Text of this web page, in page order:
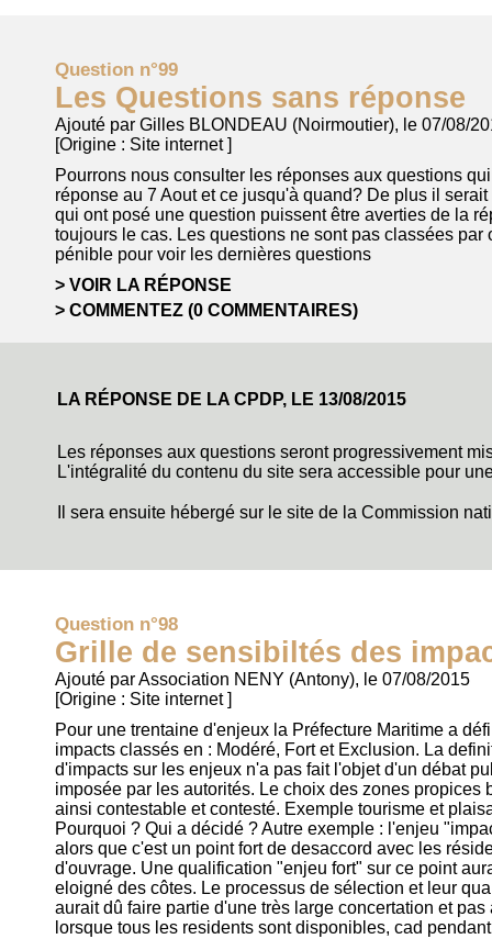
Question n°99
Les Questions sans réponse
Ajouté par Gilles BLONDEAU (Noirmoutier), le 07/08/
[Origine : Site internet]
Pourrons nous consulter les réponses aux questions
réponse au 7 Aout et ce jusqu'à quand? De plus il
qui ont posé une question puissent être averties de la
toujours le cas. Les questions ne sont pas classées par
pénible pour voir les dernières questions
VOIR LA RÉPONSE
COMMENTEZ (0 COMMENTAIRES)
LA RÉPONSE DE LA CPDP, LE 13/08/2015
Les réponses aux questions seront progressivement
L'intégralité du contenu du site sera accessible pour
Il sera ensuite hébergé sur le site de la Commission
Question n°98
Grille de sensibiltés des
Ajouté par Association NENY (Antony), le 07/08/2015
[Origine : Site internet]
Pour une trentaine d'enjeux la Préfecture Maritime a
impacts classés en : Modéré, Fort et Exclusion. La
d'impacts sur les enjeux n'a pas fait l'objet d'un débat
imposée par les autorités. Le choix des zones propices
ainsi contestable et contesté. Exemple tourisme et
Pourquoi ? Qui a décidé ? Autre exemple : l'enjeu
alors que c'est un point fort de desaccord avec les
d'ouvrage. Une qualification "enjeu fort" sur ce point
eloigné des côtes. Le processus de sélection et leur
aurait dû faire partie d'une très large concertation et
lorsque tous les residents sont disponibles, cad